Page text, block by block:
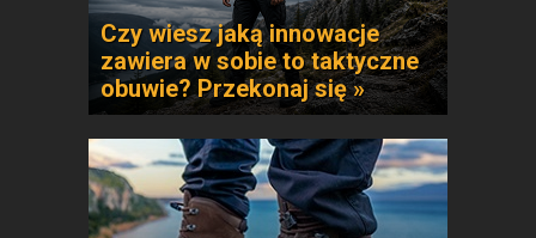
Czy wiesz jaką innowacje
zawiera w sobie to taktyczne
obuwie? Przekonaj się »